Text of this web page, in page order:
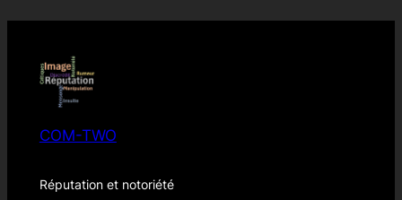
COM-TWO
Réputation et notoriété